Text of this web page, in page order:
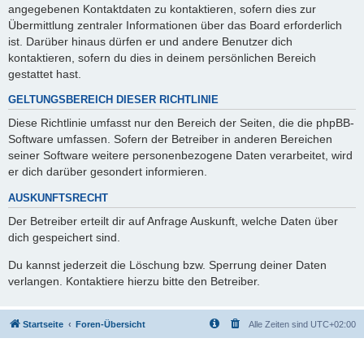
angegebenen Kontaktdaten zu kontaktieren, sofern dies zur
Übermittlung zentraler Informationen über das Board erforderlich
ist. Darüber hinaus dürfen er und andere Benutzer dich
kontaktieren, sofern du dies in deinem persönlichen Bereich
gestattet hast.
GELTUNGSBEREICH DIESER RICHTLINIE
Diese Richtlinie umfasst nur den Bereich der Seiten, die die phpBB-
Software umfassen. Sofern der Betreiber in anderen Bereichen
seiner Software weitere personenbezogene Daten verarbeitet, wird
er dich darüber gesondert informieren.
AUSKUNFTSRECHT
Der Betreiber erteilt dir auf Anfrage Auskunft, welche Daten über
dich gespeichert sind.
Du kannst jederzeit die Löschung bzw. Sperrung deiner Daten
verlangen. Kontaktiere hierzu bitte den Betreiber.
Startseite Foren-Übersicht Alle Zeiten sind UTC+02:00